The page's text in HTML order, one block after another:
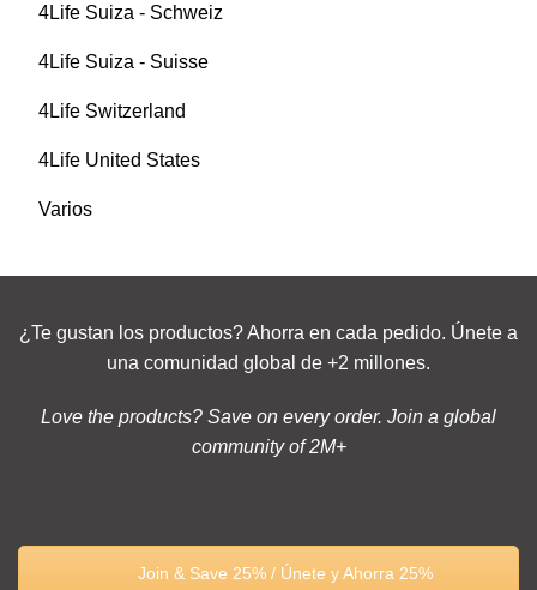
4Life Suiza - Schweiz
4Life Suiza - Suisse
4Life Switzerland
4Life United States
Varios
¿Te gustan los productos? Ahorra en cada pedido. Únete a
una comunidad global de +2 millones.
Love the products? Save on every order. Join a global
community of 2M+
Join & Save 25% / Únete y Ahorra 25%